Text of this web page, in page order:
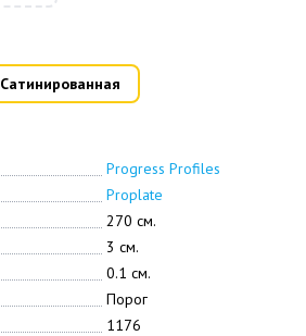
Progress Profiles
Proplate
270 см.
3 см.
0.1 см.
Порог
1176
Сатинированная